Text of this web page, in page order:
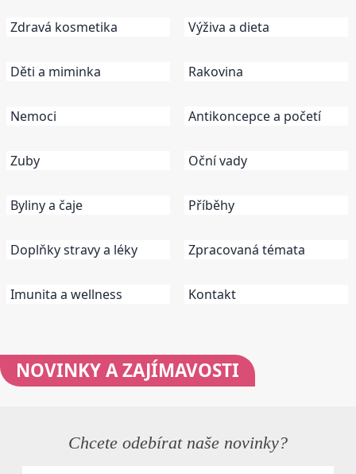
Zdravá kosmetika
Děti a miminka
Nemoci
Zuby
Byliny a čaje
Doplňky stravy a léky
Imunita a wellness
Výživa a dieta
Rakovina
Antikoncepce a početí
Oční vady
Příběhy
Zpracovaná témata
Kontakt
NOVINKYA ZAJÍMAVOSTI
Chcete odebírat naše novinky?